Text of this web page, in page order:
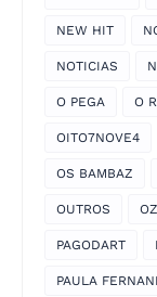
NEW HIT
NOTICIAS
O PEGA O
OITO7NOVE4
OS BAMBAZ
OUTROS
PAGODART
PAULA